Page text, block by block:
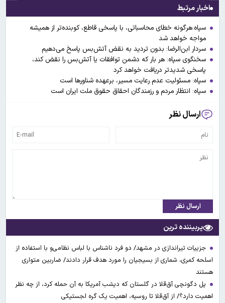
اخبار مرتبط
سپاه:هرگونه خطای محاسباتی، با پاسخی قاطع، کوبنده‌تر از همیشه
مواجه خواهد شد
سردار ابن‌الرضا: بدون تردید به نقض آتش‌بس پاسخ می‌دهیم
سخنگوی سپاه: هر بار که دشمن توافقات یا آتش‌بس را نقض کند،
پاسخی شدیدتر دریافت خواهد کرد
سپاه: مسئولیت عدم رعایت مسیر، برعهده شناورها است
سپاه: انتظار مردم و رزمندگان احقاق حقوق ملت ایران است
ارسال نظر
ارسال نظر
پربیننده ترین
جزییات تیراندازی در مشهد/ دو فرد ناشناس با لباس نظامی‌و با استفاده از
اسلحه کمری، شماری از بسیجیان را مورد هدف قرار دادند/ ضاربین متواری
هستند
پل دگونچی آق‌قلا در گلستان که دیشب آمریکا به آن حمله کرد، از چه نظر
اهمیت دارد؟/ از آق‌قلا تا روسیه، اهمیت یک گره لجستیکی